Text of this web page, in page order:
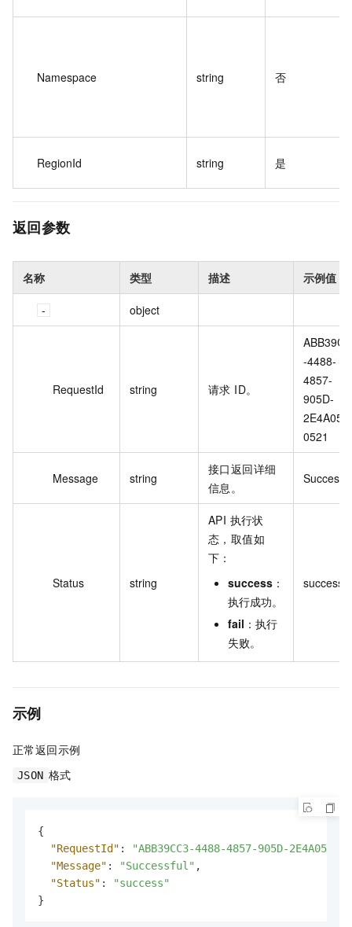
Namespace string 否
RegionId string 是
返回参数
名称 类型 描述 示例值
object
RequestId string 请求 ID。
-4488-
4857-
905D-
0521
Message string
接口返回详细
信息。
Status string
API 执行状
态，取值如
下：
success ：
执行成功。
fail ：执行
失败。
success
示例
正常返回示例
JSON 格式
{
"RequestId" :
"ABB39CC3-4488-4857-905D-
"Message" : "Successful" ,
"Status" :
"success"
}